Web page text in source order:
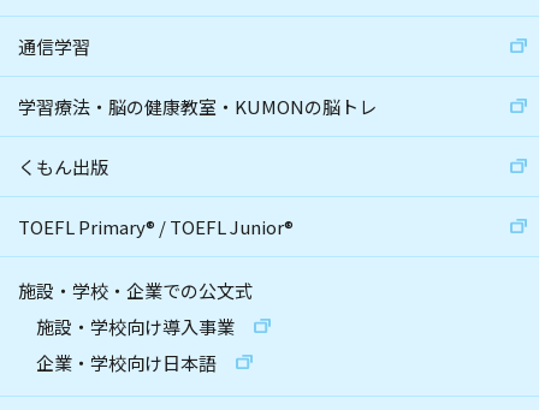
通信学習
学習療法・脳の健康教室・KUMONの脳トレ
くもん出版
TOEFL Primary® /TOEFL Junior®
施設・学校・企業での公文式
施設・学校向け導入事業
企業・学校向け日本語